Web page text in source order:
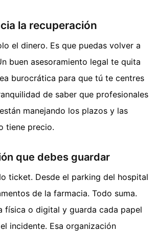
la recuperación
el dinero. Es que puedas volver a
buen asesoramiento legal te quita
burocrática para que tú te centres
de saber que profesionales
manejando los plazos y las
tiene precio.
que debes guardar
ticket. Desde el parking del hospital
de la farmacia. Todo suma.
física o digital y guarda cada papel
incidente. Esa organización